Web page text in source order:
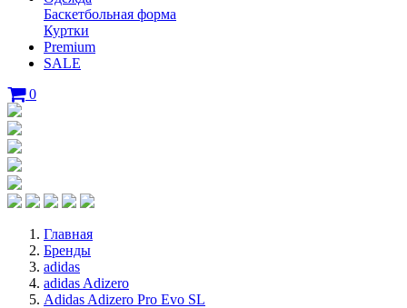
Баскетбольная форма
Куртки
Premium
SALE
0
Главная
Бренды
adidas
adidas Adizero
Adidas Adizero Pro Evo SL